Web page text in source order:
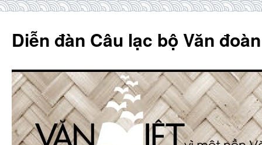
content
Diễn đàn Câu lạc bộ Văn